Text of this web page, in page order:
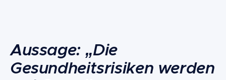
Aussage: „Die
Gesundheitsrisiken werden